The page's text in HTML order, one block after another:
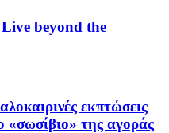
beyond the
εκπτώσεις
«σωσίβιο» της αγοράς